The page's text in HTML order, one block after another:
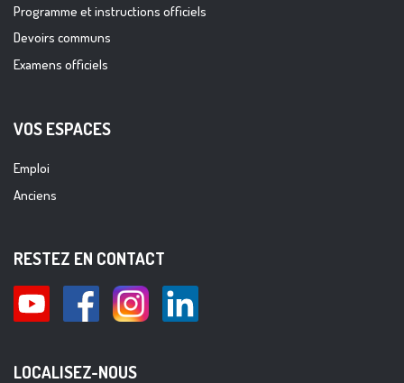
Programme et instructions officiels
Devoirs communs
Examens officiels
VOS ESPACES
Emploi
Anciens
RESTEZ EN CONTACT
LOCALISEZ-NOUS